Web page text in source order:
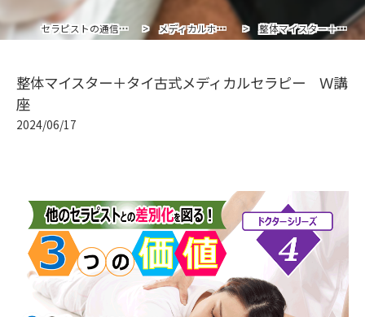
セラピストの通信講座ならグローバルボディケア総合学院 メディカルホームドクターセラピスト講座一覧 整体マイスター＋タイ古式メディカルセラピー Ｗ講座
整体マイスター＋タイ古式メディカルセラピー Ｗ講
座
2024/06/17